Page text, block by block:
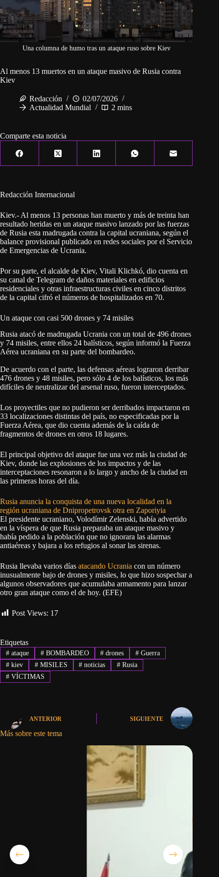
Una columna de humo tras un ataque ruso sobre Kiev
Al menos 13 muertos en un ataque masivo de Rusia contra
Kiev
Redacción
02/07/2026
Actualidad Mundial
2 mins
Comparte esta noticia
Redacción Internacional
Kiev.- Al menos 13 personas han muerto y más de treinta han
resultado heridas en un ataque masivo lanzado por las fuerzas
de Rusia esta madrugada contra la capital ucraniana, según el
balance provisional publicado en redes sociales por el Servicio
de Emergencias de Ucrania.
Por su parte, el alcalde de Kiev, Vitali Klichkó, dio cuenta en
su canal de Telegram de daños materiales en edificios
residenciales y otras infraestructuras civiles en cinco distritos
de la capital cifró el números de hospitalizados en 70.
Un ataque con casi 500 drones y 74 misiles
Rusia atacó de madrugada Ucrania con un total de 496 drones
y 74 misiles, entre ellos 24 balísticos, según informó la Fuerza
Aérea ucraniana en su parte del bombardeo.
De acuerdo con el parte, las defensas aéreas lograron derribar
476 drones y 48 misiles, pero sólo 4 de los balísticos, los más
difíciles de neutralizar del arsenal ruso, fueron interceptados.
Los proyectiles que no pudieron ser derribados impactaron en
33 localizaciones distintas del país, no especificadas por la
Fuerza Aérea, que dio cuenta además de la caída de
fragmentos de drones en otros 18 lugares.
El principal objetivo del ataque fue una vez más la ciudad de
Kiev, donde las explosiones de los impactos y de las
interceptaciones resonaron a lo largo y ancho de la ciudad en
las primeras horas del día.
Rusia anuncia la conquista de una nueva localidad en la
región ucraniana de Dnipropetrovsk otra en Zaporiyia
El presidente ucraniano, Volodímir Zelenski, había advertido
en la víspera de que Rusia preparaba un ataque masivo y
había pedido a la población que no ignorara las alarmas
antiaéreas y bajara a los refugios al sonar las sirenas.
Rusia llevaba varios días atacando Ucrania con un número
inusualmente bajo de drones y misiles, lo que hizo sospechar a
algunos observadores que acumulaba armamento para lanzar
otro gran ataque como el de hoy. (EFE)
Post Views: 17
Etiquetas
#ataque #BOMBARDEO # drones # Guerra
#kiev #MISILES # noticias # Rusia
#VÍCTIMAS
ANTERIOR SIGUIENTE
Más sobre este tema